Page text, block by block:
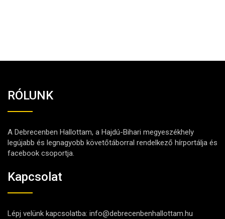
RÓLUNK
A Debrecenben Hallottam, a Hajdú-Bihari megyeszékhely
legújabb és legnagyobb követőtáborral rendelkező hírportálja és
facebook csoportja.
Kapcsolat
Lépj velünk kapcsolatba: info@debrecenbenhallottam.hu